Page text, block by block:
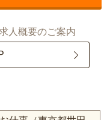
人概要のご案内